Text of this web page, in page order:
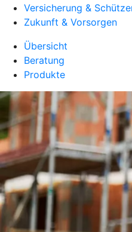
Versicherung &
Zukunft & Vorsorgen
Übersicht
Beratung
Produkte